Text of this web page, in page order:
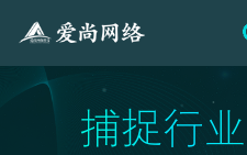
捕捉行